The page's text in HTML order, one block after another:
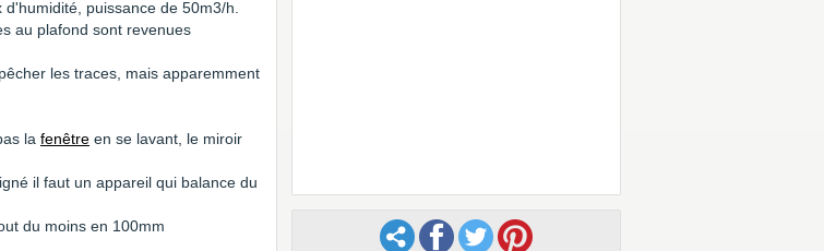
puissance de 50m3/h.
au plafond sont revenues
les traces, mais apparemment
la fenêtre en se lavant, le miroir
il faut un appareil qui balance du
du moins en 100mm